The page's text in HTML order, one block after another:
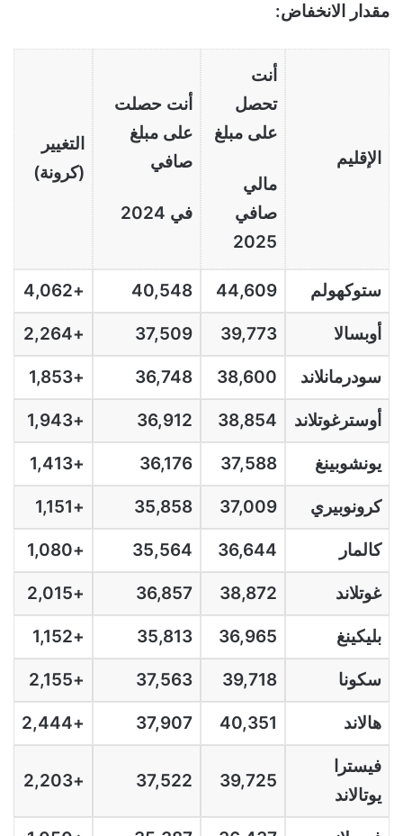
مقدار الانخفاض:
الإقليم
أنت
تحصل
على مبلغ
مالي
صافي
2025
أنت حصلت
على مبلغ
صافي
في 2024
التغيير
(كرونة)
ستوكهولم 44,609
40,548
+4,062
أوبسالا 39,773
37,509
+2,264
سودرمانلاند 38,600
36,748
+1,853
أوسترغوتلاند 38,854
36,912
+1,943
يونشوبينغ 37,588
36,176
+1,413
كرونوبيري 37,009
35,858
+1,151
كالمار 36,644
35,564
+1,080
غوتلاند 38,872
36,857
+2,015
بليكينغ 36,965
35,813
+1,152
سكونا 39,718
37,563
+2,155
هالاند 40,351
37,907
+2,444
فيسترا
يوتالاند
39,725
37,522
+2,203